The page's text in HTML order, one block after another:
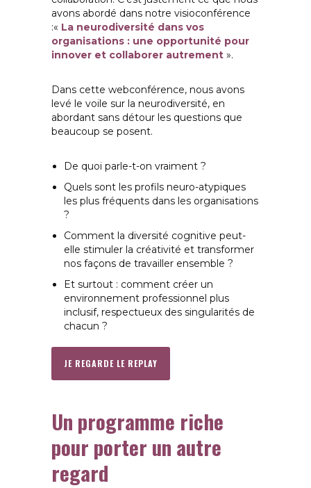
avons abordé dans notre visioconférence
:« La neurodiversité dans vos
organisations : une opportunité pour
innover et collaborer autrement ».
Dans cette webconférence, nous avons
levé le voile sur la neurodiversité, en
abordant sans détour les questions que
beaucoup se posent.
De quoi parle-t-on vraiment ?
Quels sont les profils neuro-atypiques
les plus fréquents dans les organisations
?
Comment la diversité cognitive peut-
elle stimuler la créativité et transformer
nos façons de travailler ensemble ?
Et surtout : comment créer un
environnement professionnel plus
inclusif, respectueux des singularités de
chacun ?
JE REGARDE LE REPLAY
Un programme riche
pour porter un autre
regard